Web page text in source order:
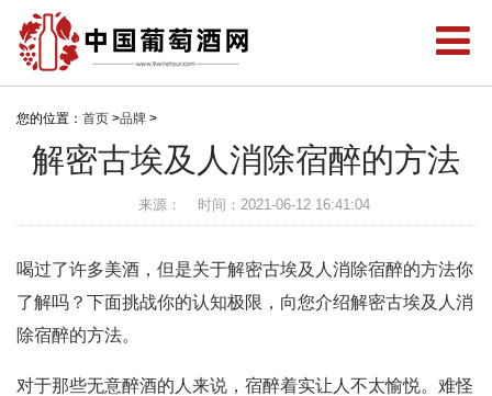
您的位置： 首页 >品牌 >
解密古埃及人消除宿醉的方法
来源： 时间：2021-06-12 16:41:04
喝过了许多美酒，但是关于解密古埃及人消除宿醉的方法你
了解吗？下面挑战你的认知极限，向您介绍解密古埃及人消
除宿醉的方法。
对于那些无意醉酒的人来说，宿醉着实让人不太愉悦。难怪